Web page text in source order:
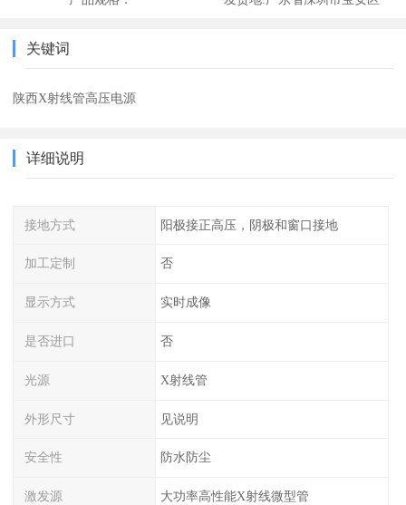
关键词
陕西X射线管高压电源
详细说明
接地方式 阳极接正高压，阴极和窗口接地
加工定制 否
显示方式 实时成像
是否进口 否
光源 X射线管
外形尺寸 见说明
安全性 防水防尘
激发源 大功率高性能X射线微型管